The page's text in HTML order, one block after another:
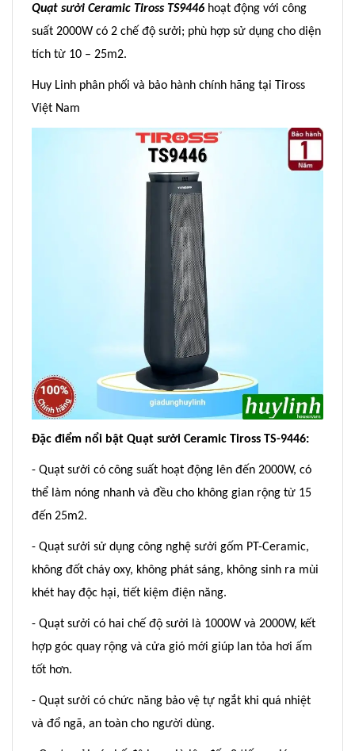
Quạt sưởi Ceramic Tiross TS9446 hoạt động với công
suất 2000W có 2 chế độ sưởi; phù hợp sử dụng cho diện
tích từ 10 – 25m2.
Huy Linh phân phối và bảo hành chính hãng tại Tiross
Việt Nam
Đặc điểm nổi bật Quạt sưởi Ceramic Tiross TS-9446:
- Quạt sưởi có công suất hoạt động lên đến 2000W, có
thể làm nóng nhanh và đều cho không gian rộng từ 15
đến 25m2.
- Quạt sưởi sử dụng công nghệ sưởi gốm PT-Ceramic,
không đốt cháy oxy, không phát sáng, không sinh ra mùi
khét hay độc hại, tiết kiệm điện năng.
- Quạt sưởi có hai chế độ sưởi là 1000W và 2000W, kết
hợp góc quay rộng và cửa gió mới giúp lan tỏa hơi ấm
tốt hơn.
- Quạt sưởi có chức năng bảo vệ tự ngắt khi quá nhiệt
và đổ ngã, an toàn cho người dùng.